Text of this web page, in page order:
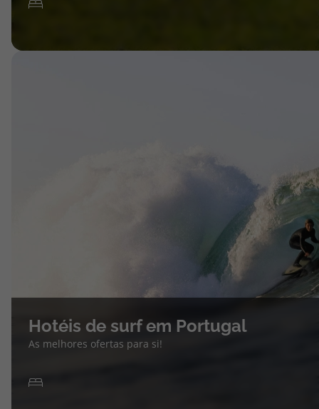
Hotéis de surf em Portugal
As melhores ofertas para si!